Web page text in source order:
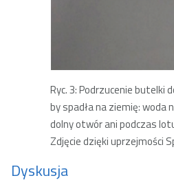
Ryc. 3: Podrzucenie butelki
by spadła na ziemię: woda
dolny otwór ani podczas
Zdjęcie dzięki uprzejmości
Dyskusja